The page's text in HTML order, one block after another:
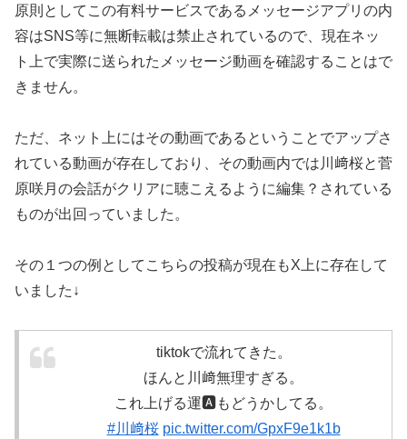
原則としてこの有料サービスであるメッセージアプリの内
容はSNS等に無断転載は禁止されているので、現在ネッ
ト上で実際に送られたメッセージ動画を確認することはで
きません。
ただ、ネット上にはその動画であるということでアップさ
れている動画が存在しており、その動画内では川﨑桜と菅
原咲月の会話がクリアに聴こえるように編集？されている
ものが出回っていました。
その１つの例としてこちらの投稿が現在もX上に存在して
いました↓
tiktokで流れてきた。
ほんと川﨑無理すぎる。
これ上げる運🅰️もどうかしてる。
#川﨑桜 pic.twitter.com/GpxF9e1k1b